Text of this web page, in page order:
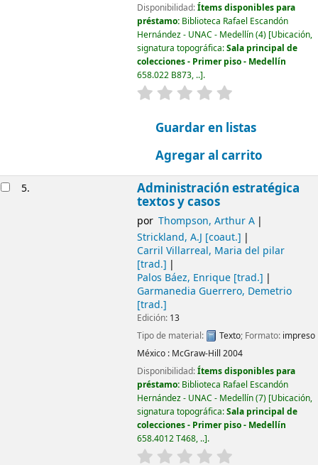
Disponibilidad:Ítems disponibles para
préstamo: Biblioteca Rafael Escandón
Hernández - UNAC - Medellín(4) Ubicación,
signatura topográfica:Sala principal de
colecciones - Primer piso - Medellín
658.022 B873, .. .
valoración
Guardar en listas
Agregar al carrito
5. Administración estratégica
textos y casos
por Thompson, Arthur A
Strickland, A.J [coaut.]
Carril Villarreal, Maria del pilar
[trad.]
Palos Báez, Enrique[trad.]
Garmanedia Guerrero, Demetrio
[trad.]
Edición: 13
Tipo de material:
Texto; Formato: impreso
México : McGraw-Hill 2004
Disponibilidad:Ítems disponibles para
préstamo: Biblioteca Rafael Escandón
Hernández - UNAC - Medellín(7) Ubicación,
signatura topográfica:Sala principal de
colecciones - Primer piso - Medellín
658.4012 T468, .. .
valoración